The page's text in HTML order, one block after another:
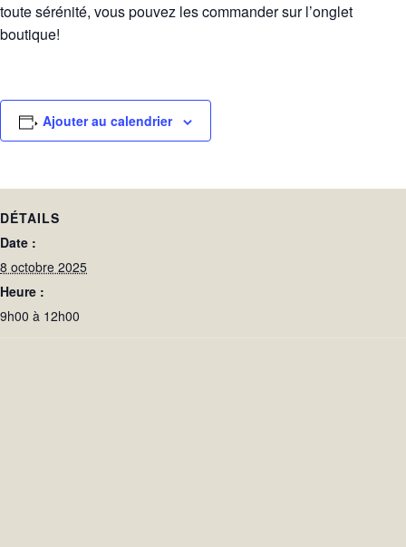
toute sérénité, vous pouvez les commander sur l’onglet
boutique!
Ajouter au calendrier
DÉTAILS
Date :
8 octobre 2025
Heure :
9h00 à 12h00